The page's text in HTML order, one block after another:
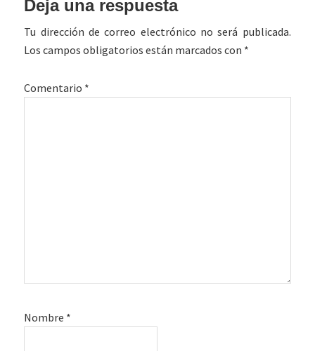
con
los
Deja una respuesta
Tu dirección de correo electrónico no será publicada.
Los campos obligatorios están marcados con *
Comentario *
Nombre *